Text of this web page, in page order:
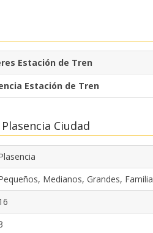
Iniciar sesión con eLink
Estación de Tren
Estación de Tren
Ciudad
Medianos, Grandes,